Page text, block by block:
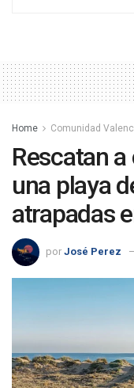
Home Comunidad
Rescatan
una playa
atrapadas
por José Perez